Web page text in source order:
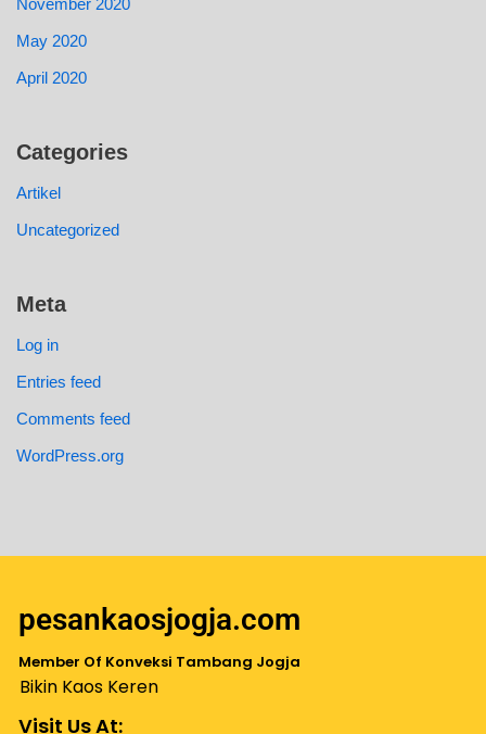
November 2020
May 2020
April 2020
Categories
Artikel
Uncategorized
Meta
Log in
Entries feed
Comments feed
WordPress.org
pesankaosjogja.com
Member Of Konveksi Tambang Jogja
Bikin Kaos Keren
Visit Us At: